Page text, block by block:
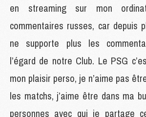
en streaming sur mon
commentaires russes, car depuis
ne supporte plus les
l’égard de notre Club. Le PSG
mon plaisir perso, je n’aime pas
les matchs, j’aime être dans ma
personnes avec qui je partage